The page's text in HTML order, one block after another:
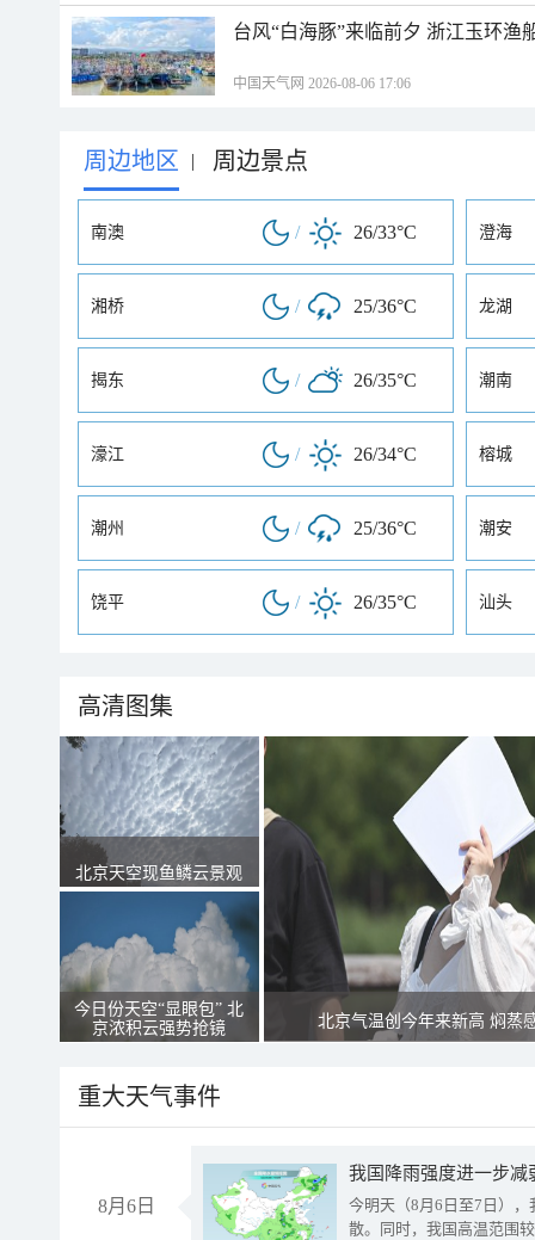
台风“白海豚”来临前夕 浙江玉环渔
中国天气网 2026-08-06 17:06
周边地区 | 周边景点
南澳 / 26/33°C 澄海
湘桥 / 25/36°C 龙湖
揭东 / 26/35°C 潮南
濠江 / 26/34°C 榕城
潮州 / 25/36°C 潮安
饶平 / 26/35°C 汕头
高清图集
北京天空现鱼鳞云景观
今日份天空“显眼包” 北
京浓积云强势抢镜
北京气温创今年来新高 焖蒸
重大天气事件
8月6日
今明天（8月6日至7日）
散。同时，我国高温范围